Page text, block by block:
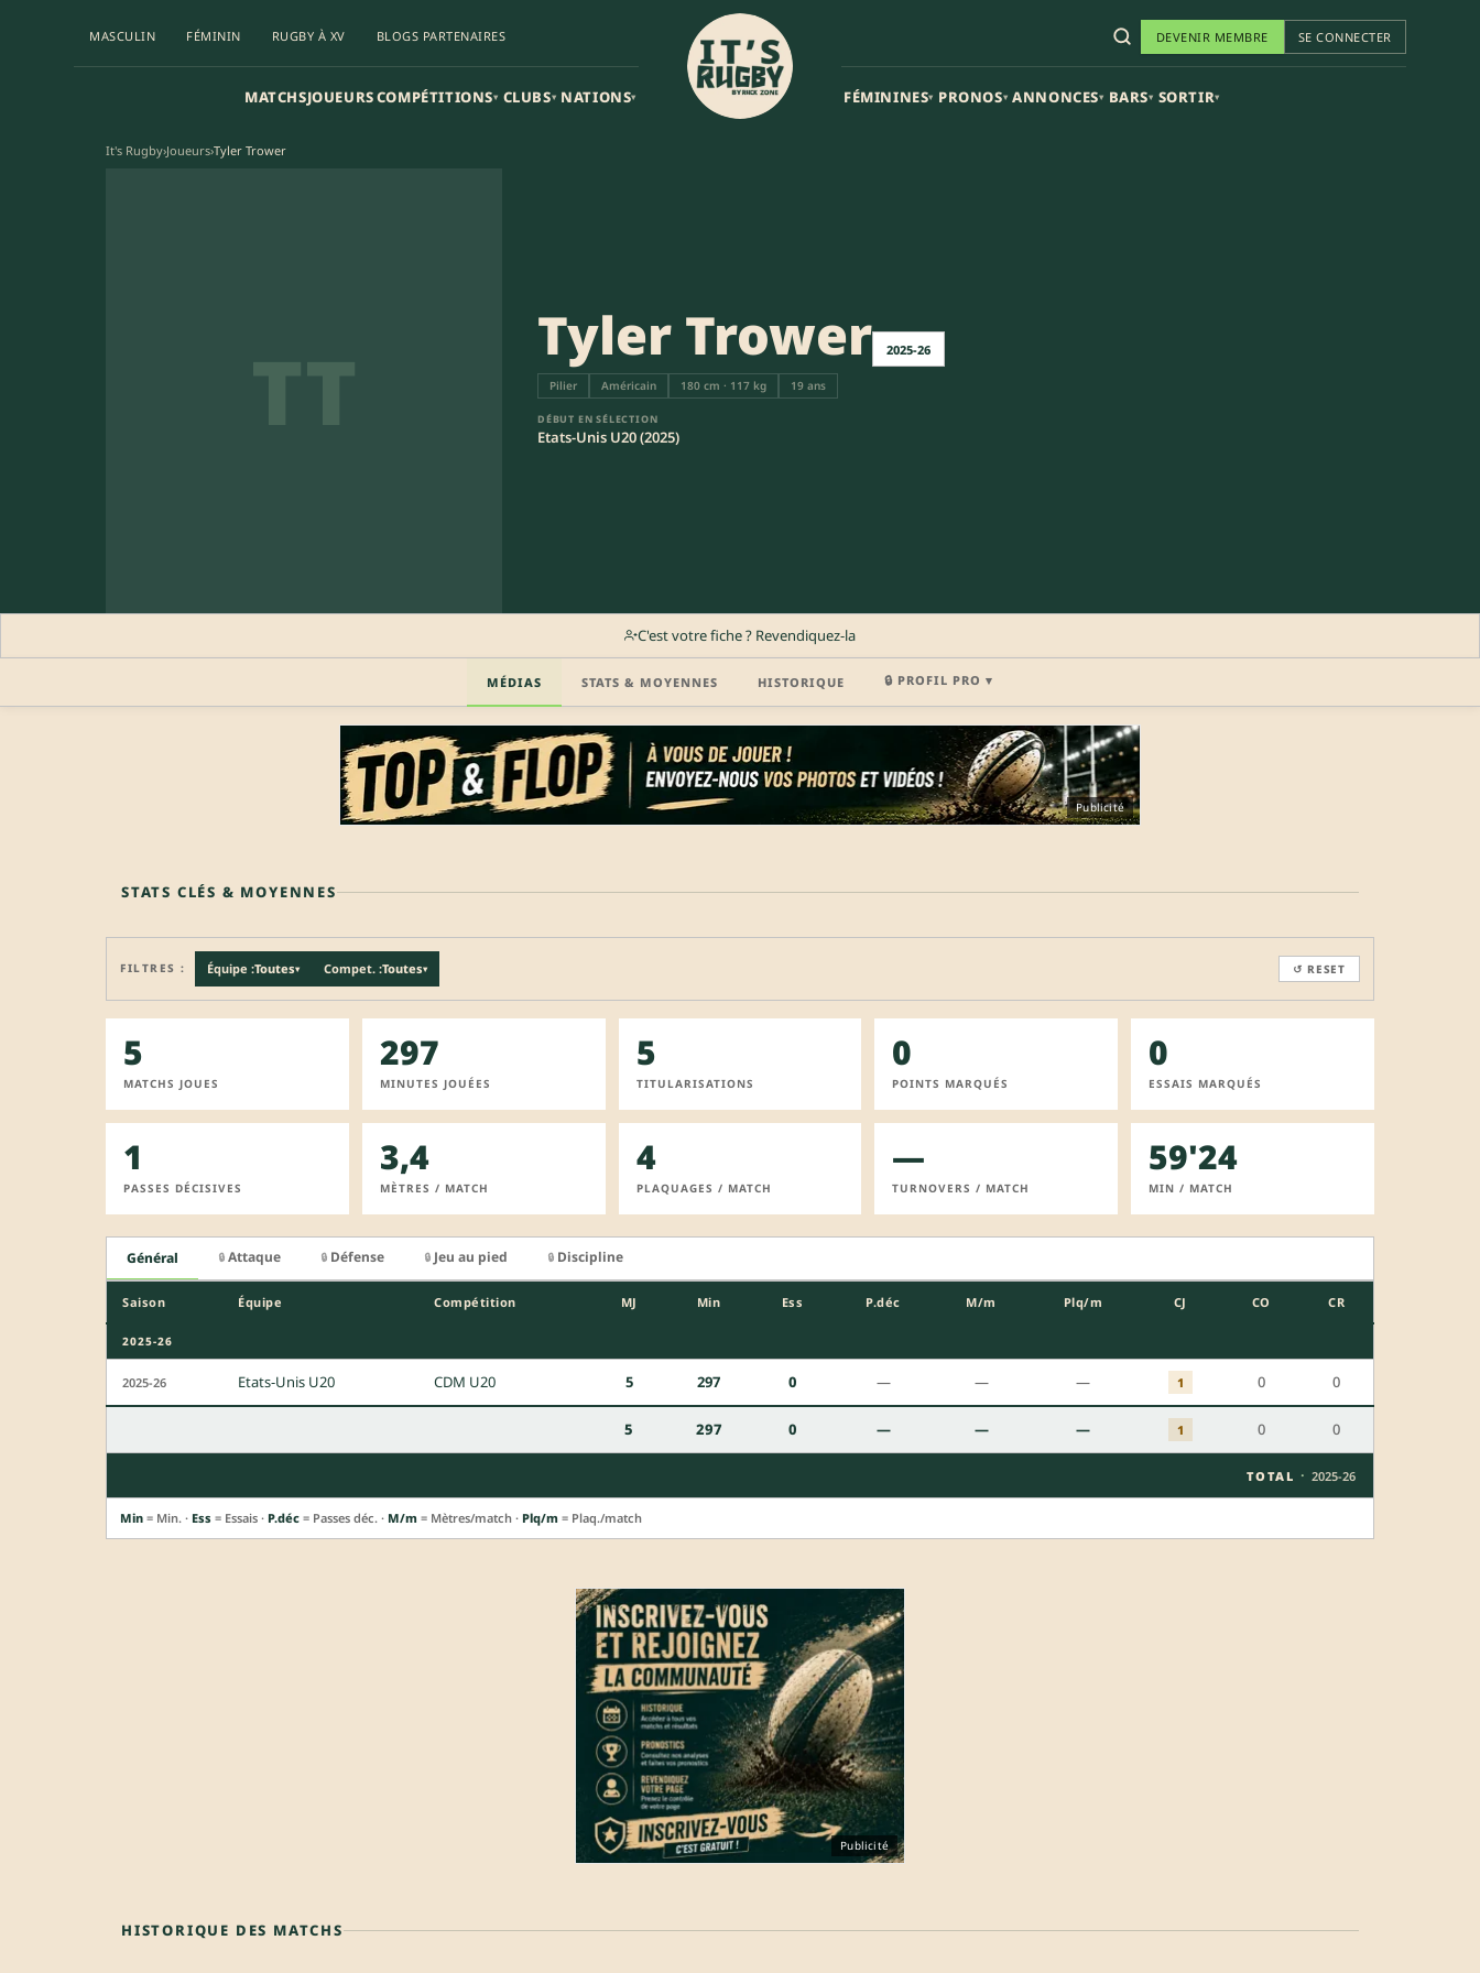
MASCULIN FÉMININ RUGBY À XV BLOGS PARTENAIRES
MATCHSJOUEURSCOMPÉTITIONS▾ CLUBS▾ NATIONS▾
DEVENIR MEMBRE SE CONNECTER
FÉMININES▾ PRONOS▾ ANNONCES▾ BARS▾ SORTIR▾
It's Rugby›Joueurs›Tyler Trower
TT Tyler Trower 2025-26
Pilier Américain 180 cm · 117 kg 19 ans
DÉBUT EN SÉLECTION
Etats-Unis U20 (2025)
C'est votre fiche ? Revendiquez-la
MÉDIAS STATS & MOYENNES HISTORIQUE 🔒 PROFIL PRO ▾
Profil pro · Réservé aux clubs REJOINDRE LA COMMUNAUTÉ
Publicité
STATS CLÉS & MOYENNES
FILTRES : Équipe :Toutes▾ Compet. :Toutes▾ ↺ RESET
5
MATCHS JOUES
297
MINUTES JOUÉES
5
TITULARISATIONS
0
POINTS MARQUÉS
0
ESSAIS MARQUÉS
1
PASSES DÉCISIVES
3,4
MÈTRES / MATCH
4
PLAQUAGES / MATCH
—
TURNOVERS / MATCH
59'24
MIN / MATCH
Général 🔒 Attaque 🔒 Défense 🔒 Jeu au pied 🔒 Discipline
Saison Équipe Compétition MJ Min Ess P.déc M/m Plq/m CJ CO CR
2025-26
2025-26 Etats-Unis U20 CDM U20 5 297 0 — — — 1 0 0
5 297 0 — — — 1 0 0
TOTAL · 2025-26
Min = Min. · Ess = Essais · P.déc = Passes déc. · M/m = Mètres/match · Plq/m = Plaq./match
Publicité
HISTORIQUE DES MATCHS